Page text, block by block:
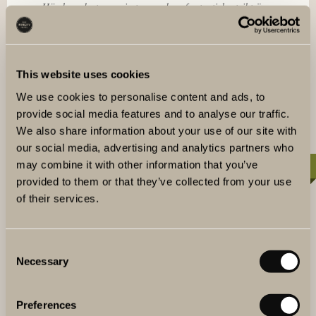
This website uses cookies
We use cookies to personalise content and ads, to
provide social media features and to analyse our traffic.
We also share information about your use of our site with
our social media, advertising and analytics partners who
may combine it with other information that you’ve
provided to them or that they’ve collected from your use
of their services.
Selection
Necessary
Preferences
Här kan du ta en simtur med en fantastisk utsikt över
Brunnsviken och Hagaparken eller ett glas vin på
terrassen medan du njuter av solnedgången över
KONFERENS MED ÖVERNATTNING